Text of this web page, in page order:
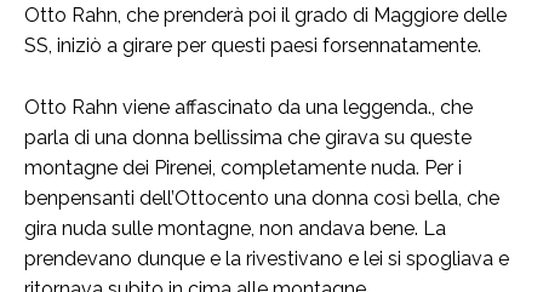
Otto Rahn, che prenderà poi il grado di Maggiore delle
SS, iniziò a girare per questi paesi forsennatamente.
Otto Rahn viene affascinato da una leggenda., che
parla di una donna bellissima che girava su queste
montagne dei Pirenei, completamente nuda. Per i
benpensanti dell’Ottocento una donna così bella, che
gira nuda sulle montagne, non andava bene. La
prendevano dunque e la rivestivano e lei si spogliava e